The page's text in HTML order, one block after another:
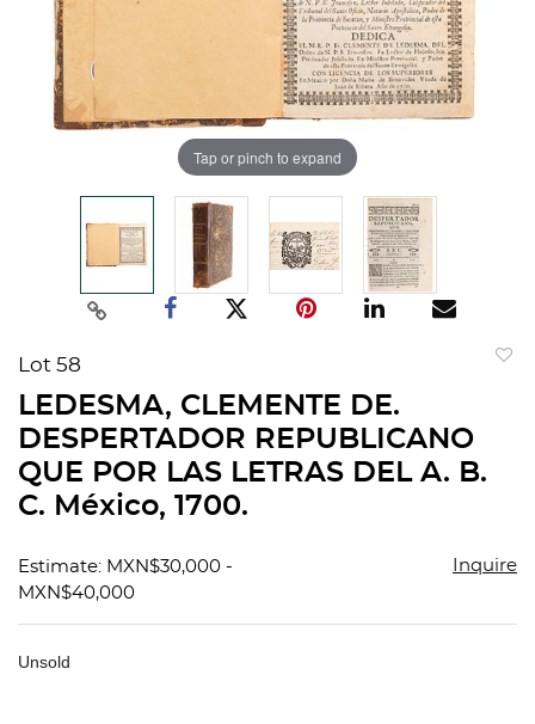
Tap or pinch to expand
Lot 58
LEDESMA, CLEMENTE DE.
DESPERTADOR REPUBLICANO
QUE POR LAS LETRAS DEL A. B.
C. México, 1700.
Estimate: MXN$30,000 -
MXN$40,000
Inquire
Unsold